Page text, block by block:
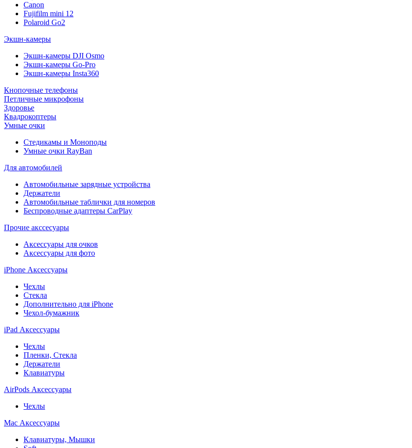
Canon
Fujifilm mini 12
Polaroid Go2
Экшн-камеры
Экшн-камеры DJI Osmo
Экшн-камеры Go-Pro
Экшн-камеры Insta360
Кнопочные телефоны
Петличные микрофоны
Здоровье
Квадрокоптеры
Умные очки
Стедикамы и Моноподы
Умные очки RayBan
Для автомобилей
Автомобильные зарядные устройства
Держатели
Автомобильные таблички для номеров
Беспроводные адаптеры CarPlay
Прочие акссесуары
Аксессуары для очков
Аксессуары для фото
iPhone Аксессуары
Чехлы
Стекла
Дополнительно для iPhone
Чехол-бумажник
iPad Аксессуары
Чехлы
Пленки, Стекла
Держатели
Клавиатуры
AirPods Аксессуары
Чехлы
Mac Аксессуары
Клавиатуры, Мышки